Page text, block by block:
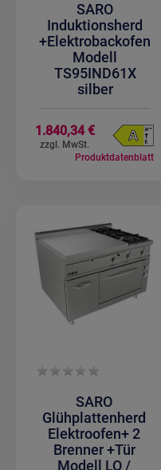
SARO
Induktionsherd
+Elektrobackofen
Modell
TS95IND61X
silber
1.840,34 €
Produktdatenblatt
SARO
Glühplattenherd
Elektroofen+ 2
Brenner +Tür
Modell LQ /